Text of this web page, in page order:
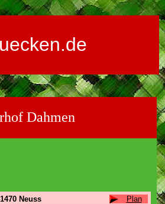
Dahmen
Neuss
Plan